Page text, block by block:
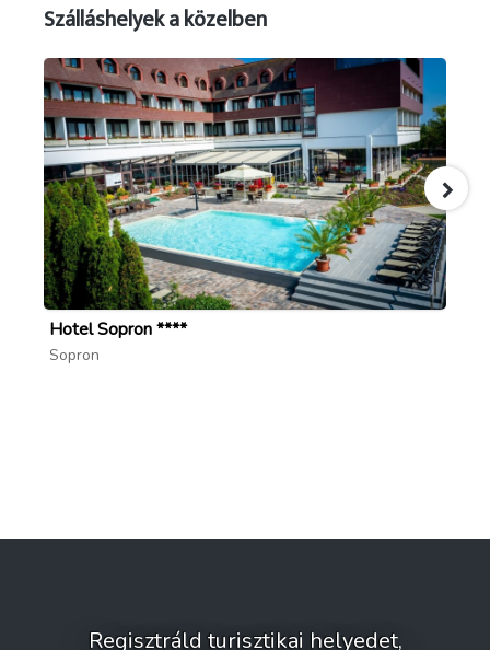
Szálláshelyek a közelben
Hotel Sopron ****
Sopron
Regisztráld turisztikai helyedet,